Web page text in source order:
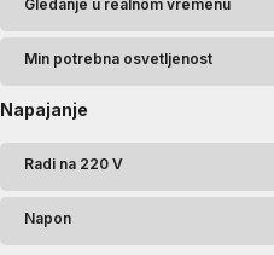
Gledanje u realnom vremenu
Min potrebna osvetljenost
Napajanje
Radi na 220 V
Napon